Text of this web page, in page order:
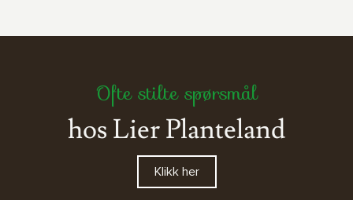
Ofte stilte spørsmål
hos Lier Planteland
Klikk her